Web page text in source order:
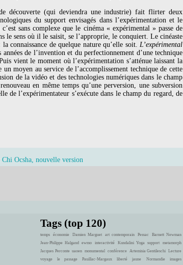
découverte (qui deviendra une industrie) fait flirter deux
du support envisagés dans l’expérimentation et le
sans complexe que le cinéma « expérimental » passe de
le sens où il le saisit, se l’approprie, le conquiert. Le cinéaste
connaissance de quelque nature qu’elle soit. L’expérimental
de l’invention et du perfectionnement d’une technique
vient le moment où l’expérimentation s’atténue laissant la
moyen au service de l’accomplissement technique de cette
de la vidéo et des technologies numériques dans le champ
en même temps qu’une perversion, une subversion
de l’expérimentateur s’exécute dans le champ du regard, de
Chi Ocsha, nouvelle version
Tags (top 120)
temps économie Damien Marguet art contemporain Pessac
Barnett Newman
Jean-Philippe Halgand
ewmo interactivité Kundalini Yoga support
metamorph
Jacques Perconte uaoen monumental conférence Artemisia Gentileschi Lecture
voyage
le passage Pauillac-Margaux liberté jaune Normandie
images